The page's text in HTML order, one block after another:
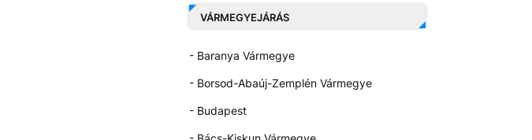
VÁRMEGYEJÁRÁS
- Baranya Vármegye
- Borsod-Abaúj-Zemplén Vármegye
- Budapest